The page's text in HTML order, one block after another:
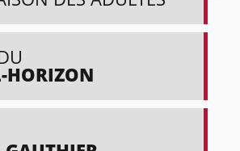
HORIZON